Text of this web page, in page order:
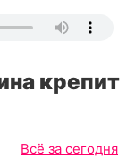
крепит
Всё за сегодня